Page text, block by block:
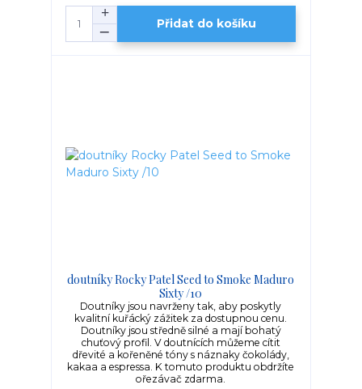
Přidat do košíku
doutníky Rocky Patel Seed to Smoke Maduro
Sixty /10
Doutníky jsou navrženy tak, aby poskytly
kvalitní kuřácký zážitek za dostupnou cenu.
Doutníky jsou středně silné a mají bohatý
chuťový profil. V doutnících můžeme cítit
dřevité a kořeněné tóny s náznaky čokolády,
kakaa a espressa. K tomuto produktu obdržíte
ořezávač zdarma.